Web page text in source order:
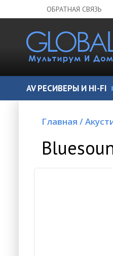
ОБРАТНАЯ СВЯЗЬ
AV РЕСИВЕРЫ И HI-FI
Главная /